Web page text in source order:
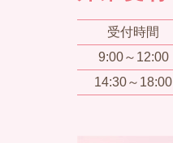
受付時間
9:00～12:00
14:30～18:00